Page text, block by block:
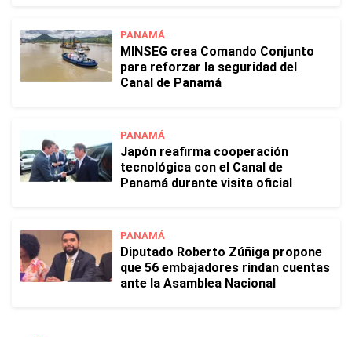
PANAMÁ
MINSEG crea Comando Conjunto
para reforzar la seguridad del
Canal de Panamá
PANAMÁ
Japón reafirma cooperación
tecnológica con el Canal de
Panamá durante visita oficial
PANAMÁ
Diputado Roberto Zúñiga propone
que 56 embajadores rindan cuentas
ante la Asamblea Nacional